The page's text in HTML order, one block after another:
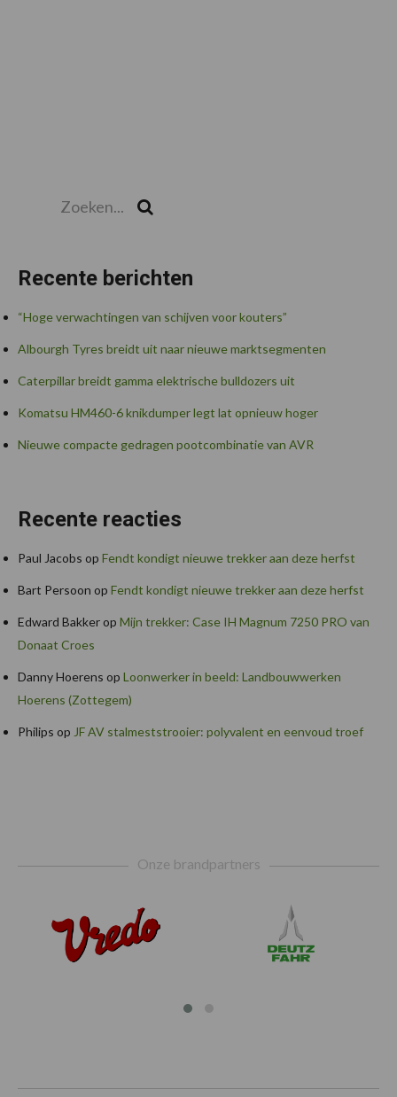
Recente berichten
“Hoge verwachtingen van schijven voor kouters”
Albourgh Tyres breidt uit naar nieuwe marktsegmenten
Caterpillar breidt gamma elektrische bulldozers uit
Komatsu HM460-6 knikdumper legt lat opnieuw hoger
Nieuwe compacte gedragen pootcombinatie van AVR
Recente reacties
Paul Jacobs op Fendt kondigt nieuwe trekker aan deze herfst
Bart Persoon op Fendt kondigt nieuwe trekker aan deze herfst
Edward Bakkerop Mijn trekker: Case IH Magnum 7250 PRO van
Donaat Croes
Danny Hoerens op Loonwerker in beeld: Landbouwwerken
Hoerens (Zottegem)
Philips op JF AV stalmeststrooier: polyvalent en eenvoud troef
Onze brandpartners